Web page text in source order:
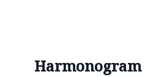
Harmonogram